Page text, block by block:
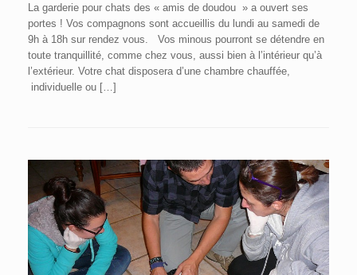
La garderie pour chats des « amis de doudou » a ouvert ses
portes ! Vos compagnons sont accueillis du lundi au samedi de
9h à 18h sur rendez vous. Vos minous pourront se détendre en
toute tranquillité, comme chez vous, aussi bien à l’intérieur qu’à
l’extérieur. Votre chat disposera d’une chambre chauffée,
individuelle ou […]